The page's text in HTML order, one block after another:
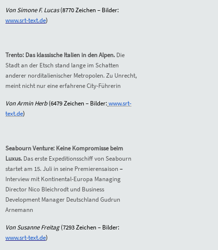
Von Simone F. Lucas(8770 Zeichen – Bilder:
www.srt-text.de)
Trento: Das klassische Italien in den Alpen. Die
Stadt an der Etsch stand lange im Schatten
anderer norditalienischer Metropolen. Zu Unrecht,
meint nicht nur eine erfahrene City-Führerin
Von Armin Herb(6479 Zeichen – Bilder:www.srt-
text.de)
Seabourn Venture: Keine Kompromisse beim
Luxus. Das erste Expeditionsschiff von Seabourn
startet am 15. Juli in seine Premierensaison–
Interview mit Kontinental-Europa Managing
Director Nico Bleichrodt und Business
Development Manager Deutschland Gudrun
Arnemann
Von Susanne Freitag(7293 Zeichen – Bilder:
www.srt-text.de)